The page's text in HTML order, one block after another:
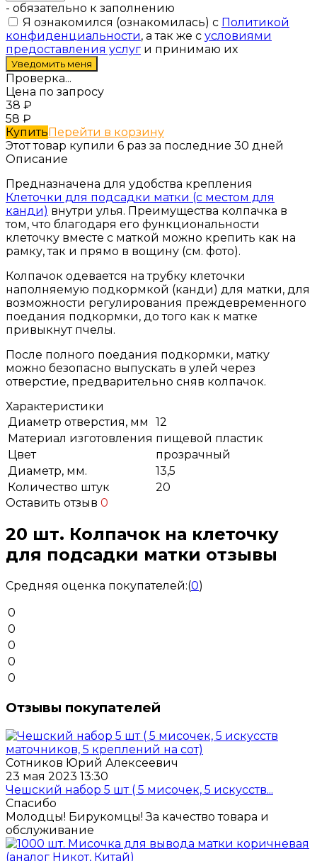
- обязательно к заполнению
Я ознакомился (ознакомилась) с Политикой
конфиденциальности, а так же с условиями
предоставления услуг и принимаю их
Проверка...
Цена по запросу
38 ₽
58 ₽
КупитьПерейти в корзину
Этот товар купили 6 раз за последние 30 дней
Описание
Предназначена для удобства крепления
Клеточки для подсадки матки (с местом для
канди) внутри улья. Преимущества колпачка в
том, что благодаря его функциональности
клеточку вместе с маткой можно крепить как на
рамку, так и прямо в вощину (см. фото).
Колпачок одевается на трубку клеточки
наполняемую подкормкой (канди) для матки, для
возможности регулирования преждевременного
поедания подкормки, до того как к матке
привыкнут пчелы.
После полного поедания подкормки, матку
можно безопасно выпускать в улей через
отверстие, предварительно сняв колпачок.
Характеристики
Диаметр отверстия, мм
12
Материал изготовления пищевой пластик
Цвет
прозрачный
Диаметр, мм.
13,5
Количество штук
20
Оставить отзыв 0
20 шт. Колпачок на клеточку
для подсадки матки отзывы
Средняя оценка покупателей:(0)
0
0
0
0
0
Отзывы покупателей
Сотников Юрий Алексеевич
23 мая 2023 13:30
Чешский набор 5 шт ( 5 мисочек, 5 искусств...
Спасибо
Молодцы! Бирукомцы! За качество товара и
обслуживание